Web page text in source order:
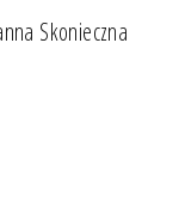
Skonieczna